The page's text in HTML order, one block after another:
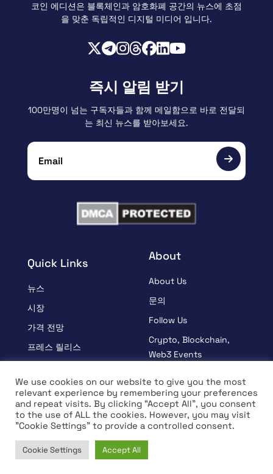
Home News
코인 에디션은 블록체인과 암호화폐 공간의 뉴스에 초점
을 맞춘 독립적인 디지털 미디어 입니다.
Quick Links
뉴스
시장
가격 전망
프레스 릴리스
학습
인터뷰
About
About Us
문의
Follow Us
Crypto, Blockchain,
Web3 Events
Terms And Condition
Privacy Policy
즉시 알림 받기
100만명이 넘는 구독자들과 함께 메일함으로 바로 전달되
는 최신 뉴스를 받아보세요.
© Copyright 2026 All rights Reserved | Coin Edition
We use cookies on our website to give you the most
relevant experience by remembering your preferences
and repeat visits. By clicking “Accept All”, you consent
to the use of ALL the cookies. However, you may visit
"Cookie Settings" to provide a controlled consent.
Cookie Settings Accept All